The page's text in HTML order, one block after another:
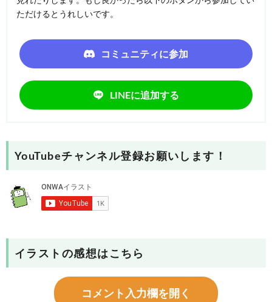
ただけるとうれしいです。
コミュニティに参加
LINEに追加する
YouTubeチャンネル登録お願いします！
イラストの感想はこちら
コメント入力欄を開く